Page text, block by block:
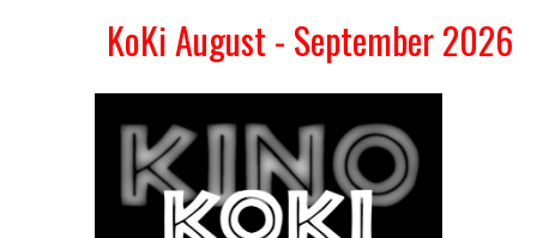
KoKi August - September 2026